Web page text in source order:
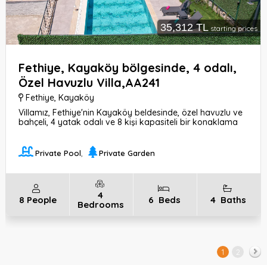
Fethiye, Kayaköy bölgesinde, 4 odalı,
Özel Havuzlu Villa,AA241
Fethiye ,Kayaköy
Villamız, Fethiye'nin Kayaköy beldesinde, özel havuzlu ve
bahçeli, 4 yatak odalı ve 8 kişi kapasiteli bir konaklama
Private Pool Private Garden
35,312 TL starting prices
8 People
4
Bedrooms
6 Beds 4 Baths
1 Next